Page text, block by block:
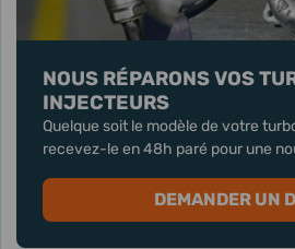
NOUS RÉPARONS VOS
INJECTEURS
Quelque soit le modèle de votre
recevez-le en 48h paré pour une
DEMANDER UN